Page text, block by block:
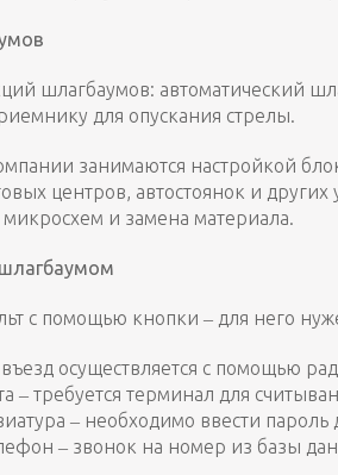
шлагбаумов: автоматический
для опускания стрелы.
занимаются настройкой
центров, автостоянок и
микросхем и замена материала.
с помощью кнопки ‒ для него
осуществляется с помощью
‒ требуется терминал для
‒ необходимо ввести пароль
‒ звонок на номер из базы